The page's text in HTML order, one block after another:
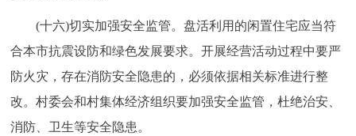
(十六)切实加强安全监管。盘活利用的闲置住宅应当符
合本市抗震设防和绿色发展要求。开展经营活动过程中要严
防火灾，存在消防安全隐患的，必须依据相关标准进行整
改。村委会和村集体经济组织要加强安全监管，杜绝治安、
消防、卫生等安全隐患。